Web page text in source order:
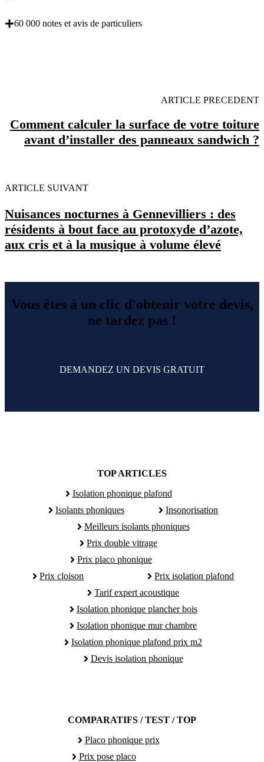
60 000 notes et avis de particuliers
ARTICLE PRECEDENT
Comment calculer la surface de votre toiture
avant d’installer des panneaux sandwich ?
ARTICLE SUIVANT
Nuisances nocturnes à Gennevilliers : des
résidents à bout face au protoxyde d’azote,
aux cris et à la musique à volume élevé
Vous êtes à un clic d'obtenir votre devis,
ne tardez pas !
DEMANDEZ UN DEVIS GRATUIT
TOP ARTICLES
Isolation phonique plafond
Isolants phoniques
Insonorisation
Meilleurs isolants phoniques
Prix double vitrage
Prix placo phonique
Prix cloison
Prix isolation plafond
Tarif expert acoustique
Isolation phonique plancher bois
Isolation phonique mur chambre
Isolation phonique plafond prix m2
Devis isolation phonique
COMPARATIFS / TEST / TOP
Placo phonique prix
Prix pose placo